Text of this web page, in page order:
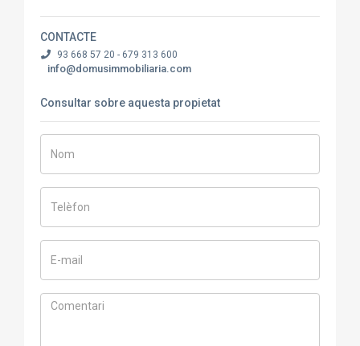
CONTACTE
93 668 57 20 - 679 313 600
info@domusimmobiliaria.com
Consultar sobre aquesta propietat